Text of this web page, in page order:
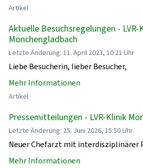
Artikel
Aktuelle Besuchsregelungen - LVR-
Mönchengladbach
Letzte Änderung: 11. April 2023, 10:21 Uhr
Liebe Besucherin, lieber Besucher,
Mehr Informationen
Artikel
Pressemitteilungen - LVR-Klinik
Letzte Änderung: 25. Juni 2026, 15:50 Uhr
Neuer Chefarzt mit interdisziplinärer
Mehr Informationen